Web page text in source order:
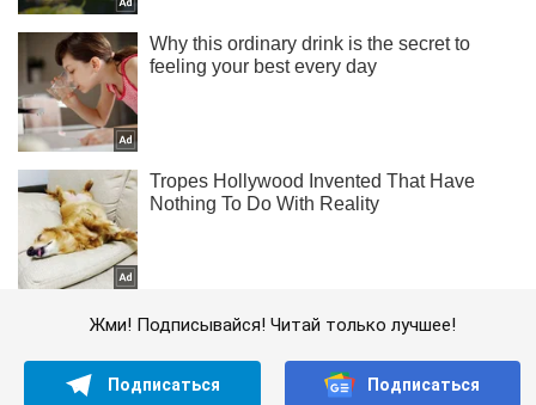
Жми! Подписывайся! Читай только лучшее!
Подписаться Подписаться